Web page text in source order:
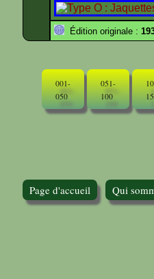
Édition originale :
001-
050
051-
100
Page d'accueil Qui